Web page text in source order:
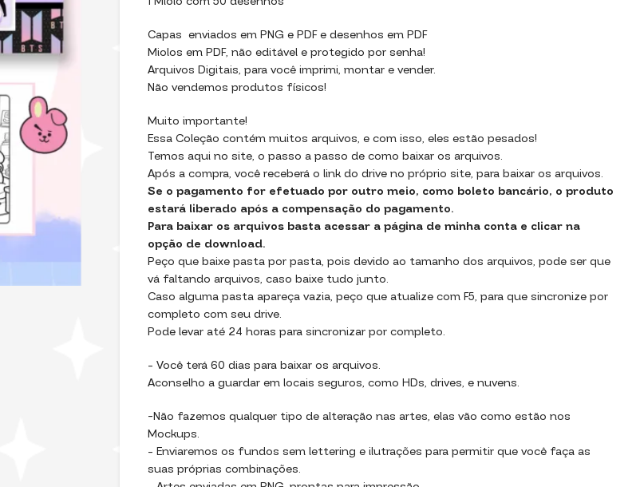
Capas enviados em PNG e PDF e desenhos em PDF
Miolos em PDF, não editável e protegido por senha!
Arquivos Digitais, para você imprimi, montar e vender.
Não vendemos produtos físicos!
Muito importante!
Essa Coleção contém muitos arquivos, e com isso, eles estão pesados!
Temos aqui no site, o passo a passo de como baixar os arquivos.
Após a compra, você receberá o link do drive no próprio site, para baixar os arquivos.
Se o pagamento for efetuado por outro meio, como boleto bancário, o produto
estará liberado após a compensação do pagamento.
Para baixar os arquivos basta acessar a página de minha conta e clicar na
opção de download.
Peço que baixe pasta por pasta, pois devido ao tamanho dos arquivos, pode ser que
vá faltando arquivos, caso baixe tudo junto.
Caso alguma pasta apareça vazia, peço que atualize com F5, para que sincronize por
completo com seu drive.
Pode levar até 24 horas para sincronizar por completo.
– Você terá 60 dias para baixar os arquivos.
Aconselho a guardar em locais seguros, como HDs, drives, e nuvens.
-Não fazemos qualquer tipo de alteração nas artes, elas vão como estão nos
Mockups.
– Enviaremos os fundos sem lettering e ilutrações para permitir que você faça as
suas próprias combinações.